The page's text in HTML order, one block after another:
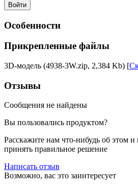
Войти
Особенности
Прикрепленные файлы
3D-модель (4938-3W.zip, 2,384 Kb) [
Отзывы
Сообщения не найдены
Вы пользовались продуктом?
Расскажите нам что-нибудь об этом
принять правильное решение
Написать отзыв
Возможно, вас это заинтересует